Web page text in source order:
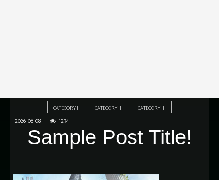
CATEGORY I CATEGORY II CATEGORY III
2026-08-08 1234
Sample Post Title!